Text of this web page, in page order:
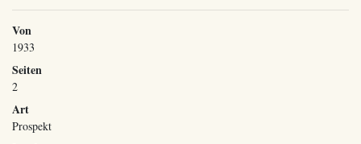
Von
1933
Seiten
2
Art
Prospekt